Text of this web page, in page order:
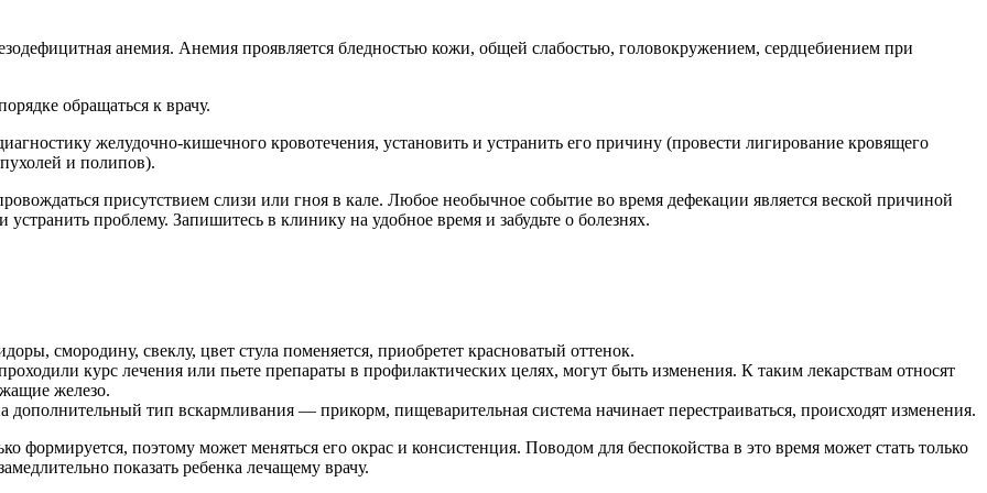
анемия. Анемия проявляется бледностью кожи, общей слабостью, головокружением, сердцебиением при
обращаться к врачу.
желудочно-кишечного кровотечения, установить и устранить его причину (провести лигирование кровящего
и полипов).
присутствием слизи или гноя в кале. Любое необычное событие во время дефекации является веской причиной
проблему. Запишитесь в клинику на удобное время и забудьте о болезнях.
смородину, свеклу, цвет стула поменяется, приобретет красноватый оттенок.
курс лечения или пьете препараты в профилактических целях, могут быть изменения. К таким лекарствам относят
железо.
тип вскармливания — прикорм, пищеварительная система начинает перестраиваться, происходят изменения.
формируется, поэтому может меняться его окрас и консистенция. Поводом для беспокойства в это время может стать только
показать ребенка лечащему врачу.